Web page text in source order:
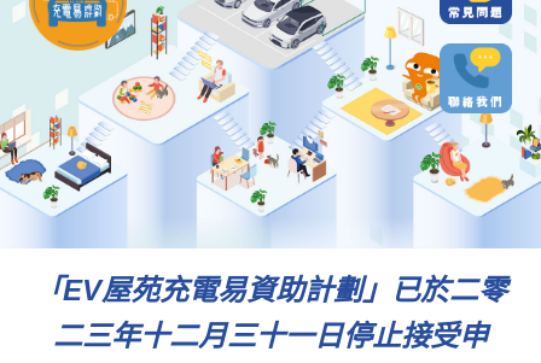
「EV屋苑充電易資助計劃」已於二零
二三年十二月三十一日停止接受申